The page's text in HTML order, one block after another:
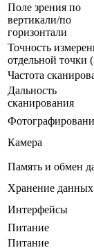
Поле зрения по
вертикали/по
горизонтали
Точность
отдельной точки
Частота
Дальность
сканирования
Камера
Память и обмен
Хранение данных
Интерфейсы
Питание
Питание